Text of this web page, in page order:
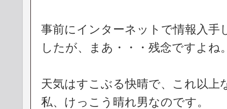
事前にインターネットで情報入手
したが、まあ・・・残念ですよね
天気はすこぶる快晴で、これ以上
私、けっこう晴れ男なのです。